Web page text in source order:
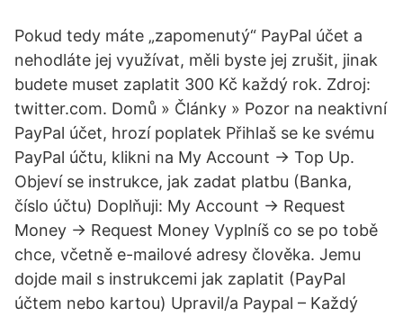
Pokud tedy máte „zapomenutý“ PayPal účet a
nehodláte jej využívat, měli byste jej zrušit, jinak
budete muset zaplatit 300 Kč každý rok. Zdroj:
twitter.com. Domů » Články » Pozor na neaktivní
PayPal účet, hrozí poplatek Přihlaš se ke svému
PayPal účtu, klikni na My Account -> Top Up.
Objeví se instrukce, jak zadat platbu (Banka,
číslo účtu) Doplňuji: My Account -> Request
Money -> Request Money Vyplníš co se po tobě
chce, včetně e-mailové adresy člověka. Jemu
dojde mail s instrukcemi jak zaplatit (PayPal
účtem nebo kartou) Upravil/a Paypal – Každý